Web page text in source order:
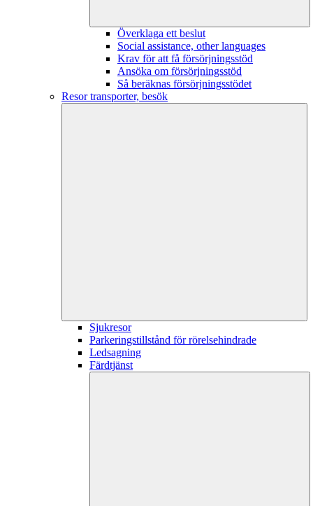
Överklaga ett beslut
Social assistance, other languages
Krav för att få försörjningsstöd
Ansöka om försörjningsstöd
Så beräknas försörjningsstödet
Resor transporter, besök
Sjukresor
Parkeringstillstånd för rörelsehindrade
Ledsagning
Färdtjänst